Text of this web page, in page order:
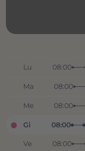
Lu 08:00
Ma 08:00
Me 08:00
Gi 08:00
Ve 08:00